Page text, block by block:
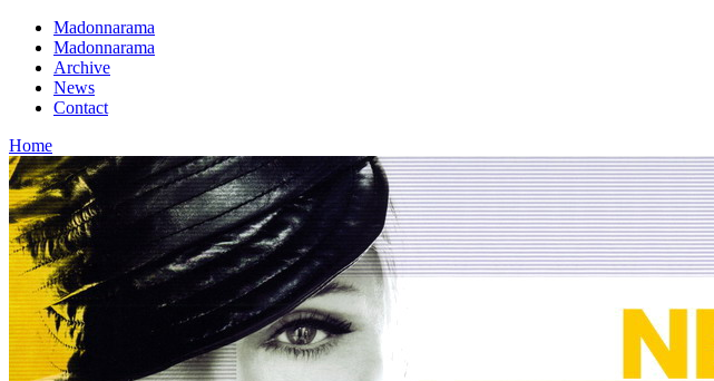
Madonnarama
Madonnarama
Archive
News
Contact
Home